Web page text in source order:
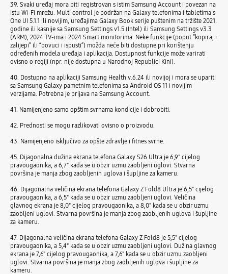
39. Svaki uređaj mora biti registrovan s istim Samsung Account i povezan na
istu Wi-Fi mrežu. Multi control je podržan na Galaxy telefonima i tabletima s
One UI 5.1.1 ili novijim, uređajima Galaxy Book serije puštenim na tržište 2021.
godine ili kasnije sa Samsung Settings v1.5 (Intel) ili Samsung Settings v3.3
(ARM), 2024 TV-ima i 2024 Smart monitorima. Neke funkcije (poput “kopiraj i
zalijepi” ili “povuci i ispusti”) možda neće biti dostupne pri korištenju
određenih modela uređaja i aplikacija. Dostupnost funkcije može varirati
ovisno o regiji (npr. nije dostupna u Narodnoj Republici Kini).
40. Dostupno na aplikaciji Samsung Health v.6.24 ili novijoj i mora se upariti
sa Samsung Galaxy pametnim telefonima sa Android OS 11 i novijim
verzijama. Potrebna je prijava na Samsung Account.
41. Namijenjeno samo opštim svrhama kondicije i dobrobiti.
42. Prednosti se mogu razlikovati ovisno o proizvodu.
43. Namijenjeno isključivo za opšte zdravlje i fitnes svrhe.
45. Dijagonalna dužina ekrana telefona Galaxy S26 Ultra je 6,9" cijelog
pravougaonika, a 6,7" kada se u obzir uzmu zaobljeni uglovi. Stvarna
površina je manja zbog zaobljenih uglova i šupljine za kameru.
46. Dijagonalna veličina ekrana telefona Galaxy Z Fold8 Ultra je 6,5" cijelog
pravougaonika, a 6,5" kada se u obzir uzmu zaobljeni uglovi. Veličina
glavnog ekrana je 8,0" cijelog pravougaonika, a 8,0" kada se u obzir uzmu
zaobljeni uglovi. Stvarna površina je manja zbog zaobljenih uglova i šupljine
za kameru.
47. Dijagonalna veličina ekrana telefona Galaxy Z Fold8 je 5,5" cijelog
pravougaonika, a 5,4" kada se u obzir uzmu zaobljeni uglovi. Dužina glavnog
ekrana je 7,6" cijelog pravougaonika, a 7,6" kada se u obzir uzmu zaobljeni
uglovi. Stvarna površina je manja zbog zaobljenih uglova i šupljine za
kameru.